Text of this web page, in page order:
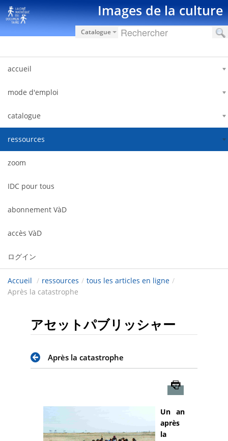
内容へスキップ Images de la culture
Catalogue
accueil
mode d'emploi
catalogue
ressources
zoom
IDC pour tous
abonnement VàD
accès VàD
ログイン
Accueil / ressources / tous les articles en ligne /
Après la catastrophe
アセットパブリッシャー
Après la catastrophe
Un an
après
la